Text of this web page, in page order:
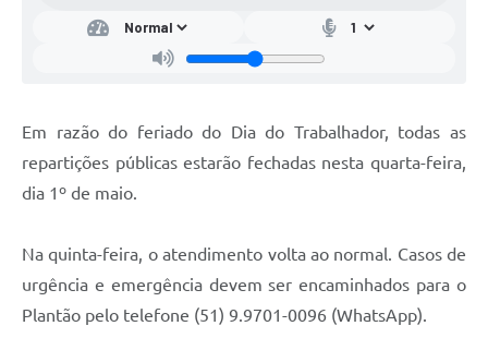
Em razão do feriado do Dia do Trabalhador, todas as
repartições públicas estarão fechadas nesta quarta-feira,
dia 1º de maio.
Na quinta-feira, o atendimento volta ao normal. Casos de
urgência e emergência devem ser encaminhados para o
Plantão pelo telefone (51) 9.9701-0096 (WhatsApp).